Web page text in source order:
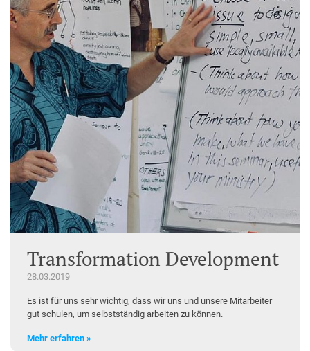
Transformation Development
28.03.2019
Es ist für uns sehr wichtig, dass wir uns und unsere Mitarbeiter
gut schulen, um selbstständig arbeiten zu können.
Mehr erfahren »